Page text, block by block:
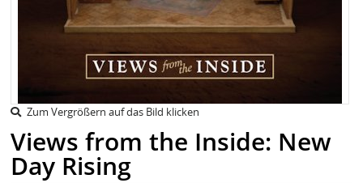
Zum Vergrößern auf das Bild klicken
Views from the Inside: New
Day Rising